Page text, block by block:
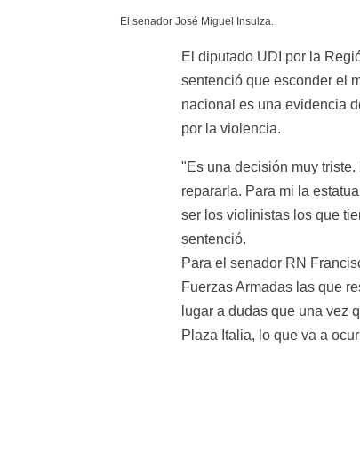
El senador José Miguel Insulza.
El diputado UDI por la
sentenció que esconder el
nacional es una evidencia
por la violencia.
"Es una decisión muy
repararla. Para mi la
ser los violinistas los que
sentenció.
Para el senador RN
Fuerzas Armadas las que
lugar a dudas que una vez
Plaza Italia, lo que va a